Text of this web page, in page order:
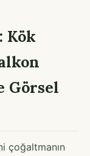
Kök
Görsel
çoğaltmanın